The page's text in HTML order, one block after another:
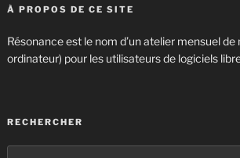
À PROPOS DE CE SITE
Résonance est le nom d’un atelier mensuel
ordinateur) pour les utilisateurs de logiciels
RECHERCHER